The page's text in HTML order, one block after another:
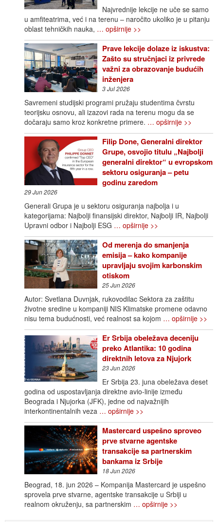
Najvrednije lekcije ne uče se samo
u amfiteatrima, već i na terenu – naročito ukoliko je u pitanju
oblast tehničkih nauka, … opširnije >>
Prave lekcije dolaze iz iskustva:
Zašto su stručnjaci iz privrede
važni za obrazovanje budućih
inženjera
3 Jul 2026
Savremeni studijski programi pružaju studentima čvrstu
teorijsku osnovu, ali izazovi rada na terenu mogu da se
dočaraju samo kroz konkretne primere. … opširnije >>
Filip Done, Generalni direktor
Grupe, osvojio titulu „Najbolji
generalni direktor“ u evropskom
sektoru osiguranja – petu
godinu zaredom
29 Jun 2026
Generali Grupa je u sektoru osiguranja najbolja i u
kategorijama: Najbolji finansijski direktor, Najbolji IR, Najbolji
Upravni odbor i Najbolji ESG … opširnije >>
Od merenja do smanjenja
emisija – kako kompanije
upravljaju svojim karbonskim
otiskom
25 Jun 2026
Autor: Svetlana Duvnjak, rukovodilac Sektora za zaštitu
životne sredine u kompaniji NIS Klimatske promene odavno
nisu tema budućnosti, već realnost sa kojom … opširnije >>
Er Srbija obeležava deceniju
preko Atlantika: 10 godina
direktnih letova za Njujork
23 Jun 2026
Er Srbija 23. juna obeležava deset
godina od uspostavljanja direktne avio-linije između
Beograda i Njujorka (JFK), jedne od najvažnijih
interkontinentalnih veza … opširnije >>
Mastercard uspešno sproveo
prve stvarne agentske
transakcije sa partnerskim
bankama iz Srbije
18 Jun 2026
Beograd, 18. jun 2026 – Kompanija Mastercard je uspešno
sprovela prve stvarne, agentske transakcije u Srbiji u
realnom okruženju, sa partnerskim … opširnije >>